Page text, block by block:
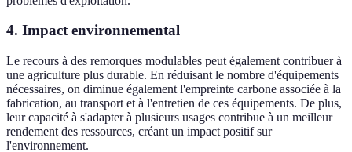
4. Impact environnemental
Le recours à des remorques modulables peut également contribuer à
une agriculture plus durable. En réduisant le nombre d'équipements
nécessaires, on diminue également l'empreinte carbone associée à la
fabrication, au transport et à l'entretien de ces équipements. De plus,
leur capacité à s'adapter à plusieurs usages contribue à un meilleur
rendement des ressources, créant un impact positif sur
l'environnement.